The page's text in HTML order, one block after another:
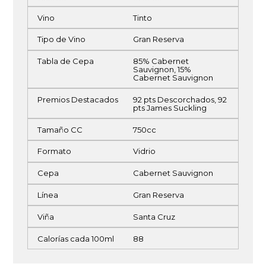
Vino Tinto
Tipo de Vino Gran Reserva
Tabla de Cepa
85% Cabernet
Sauvignon, 15%
Cabernet Sauvignon
Premios Destacados
92 pts Descorchados, 92
pts James Suckling
Tamaño CC 750cc
Formato Vidrio
Cepa Cabernet Sauvignon
Línea Gran Reserva
Viña Santa Cruz
Calorías cada 100ml 88